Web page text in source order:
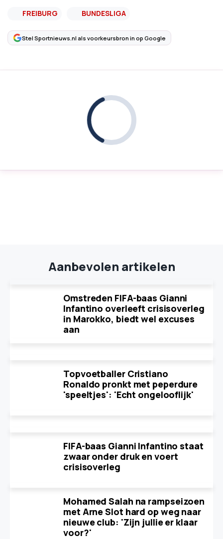
FREIBURG BUNDESLIGA
Stel Sportnieuws.nl als voorkeursbron in op Google
Aanbevolen artikelen
Omstreden FIFA-baas Gianni
Infantino overleeft crisisoverleg
in Marokko, biedt wel excuses
aan
Topvoetballer Cristiano
Ronaldo pronkt met peperdure
'speeltjes': 'Echt ongelooflijk'
FIFA-baas Gianni Infantino staat
zwaar onder druk en voert
crisisoverleg
Mohamed Salah na rampseizoen
met Arne Slot hard op weg naar
nieuwe club: 'Zijn jullie er klaar
voor?'